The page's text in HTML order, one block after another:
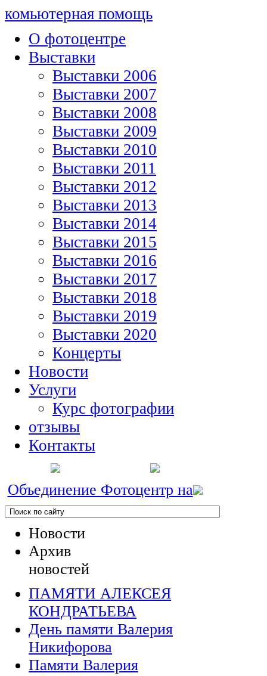
комьютерная помощь
О фотоцентре
Выставки
Выставки 2006
Выставки 2007
Выставки 2008
Выставки 2009
Выставки 2010
Выставки 2011
Выставки 2012
Выставки 2013
Выставки 2014
Выставки 2015
Выставки 2016
Выставки 2017
Выставки 2018
Выставки 2019
Выставки 2020
Концерты
Новости
Услуги
Курс фотографии
отзывы
Контакты
Объединение Фотоцентр на
Новости
Архив
новостей
ПАМЯТИ АЛЕКСЕЯ
КОНДРАТЬЕВА
День памяти Валерия
Никифорова
Памяти Валерия